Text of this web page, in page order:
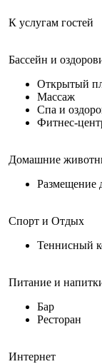
К услугам гостей
Бассейн и
Открытый
Массаж
Спа и
Фитнес-
Домашние
Размещение
Спорт и Отдых
Теннисный
Питание и
Бар
Ресторан
Интернет